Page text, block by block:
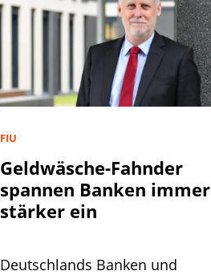
FIU
Geldwäsche-Fahnder
spannen Banken immer
stärker ein
Deutschlands Banken und